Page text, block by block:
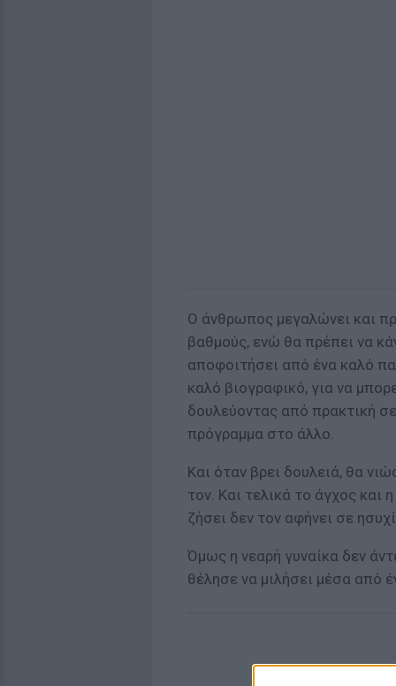
Ο άνθρωπος μεγαλώνει και
βαθμούς, ενώ θα πρέπει να
αποφοιτήσει από ένα καλό
καλό βιογραφικό, για να
δουλεύοντας από πρακτική
πρόγραμμα στο άλλο.
Και όταν βρει δουλειά, θα
τον. Και τελικά το άγχος και
ζήσει δεν τον αφήνει σε
Όμως η νεαρή γυναίκα δεν
θέλησε να μιλήσει μέσα από